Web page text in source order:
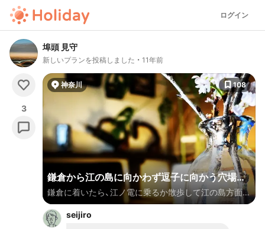
ログイン
埠頭 見守
新しいプランを投稿しました 11年前
3
神奈川 108
鎌倉から江の島に向かわず逗子に向かう穴場散
歩コース！
鎌倉に着いたら、江ノ電に乗るか散歩して江の島方面に
向かうのが王道コースかと思いますが、今回は逗子方面
に向かうコースをご紹介。江の島方面はけっこう混ん
seijiro